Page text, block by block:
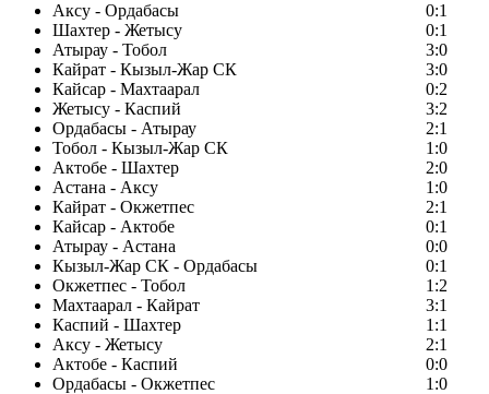
Аксу - Ордабасы
0:1
Шахтер - Жетысу
0:1
Атырау - Тобол
3:0
Кайрат - Кызыл-Жар СК
3:0
Кайсар - Махтаарал
0:2
Жетысу - Каспий
3:2
Ордабасы - Атырау
2:1
Тобол - Кызыл-Жар СК
1:0
Актобе - Шахтер
2:0
Астана - Аксу
1:0
Кайрат - Окжетпес
2:1
Кайсар - Актобе
0:1
Атырау - Астана
0:0
Кызыл-Жар СК - Ордабасы
0:1
Окжетпес - Тобол
1:2
Махтаарал - Кайрат
3:1
Каспий - Шахтер
1:1
Аксу - Жетысу
2:1
Актобе - Каспий
0:0
Ордабасы - Окжетпес
1:0